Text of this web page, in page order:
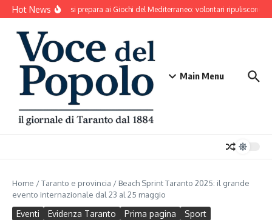
Salta al contenuto
Hot NewsTaranto si prepara ai Giochi del Mediterraneo: volontari ripuliscono
Main Menu
Home /Taranto e provincia / Beach Sprint Taranto 2025: il grande
evento internazionale dal 23 al 25 maggio
Eventi Evidenza Taranto Prima pagina
Sport